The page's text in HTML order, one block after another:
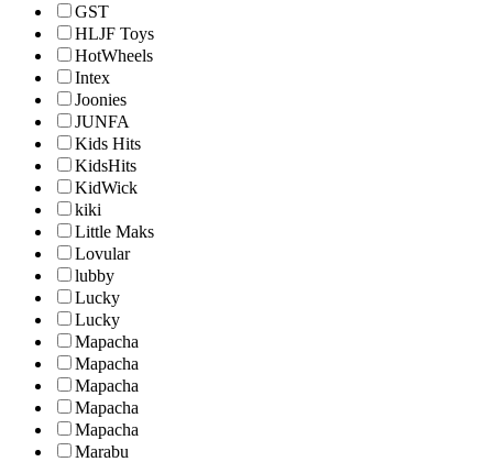
GST
HLJF Toys
HotWheels
Intex
Joonies
JUNFA
Kids Hits
KidsHits
KidWick
kiki
Little Maks
Lovular
lubby
Lucky
Lucky
Mapacha
Mapacha
Mapacha
Mapacha
Mapacha
Marabu